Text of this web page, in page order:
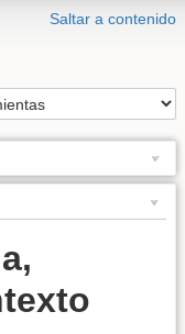
Saltar a contenido